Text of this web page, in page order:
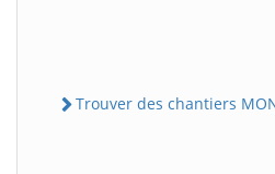
Trouver des chantiers